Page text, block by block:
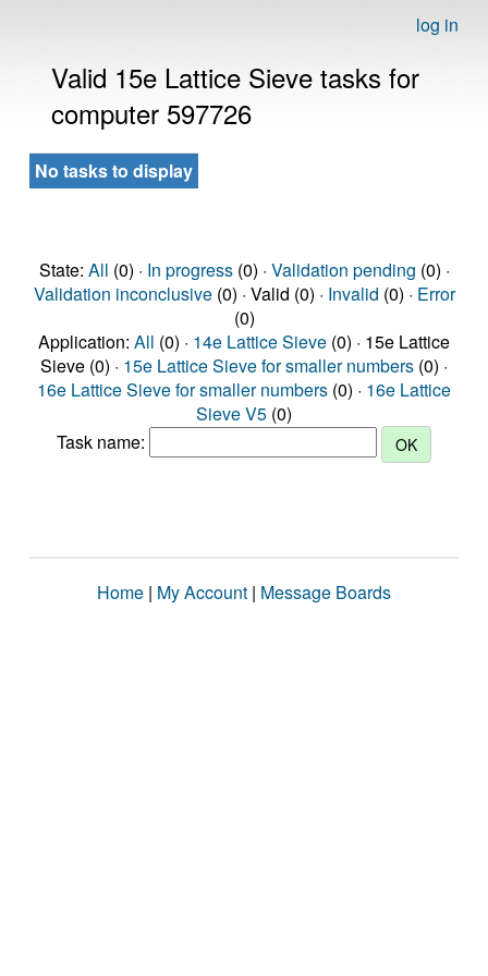
log in
Valid 15e Lattice Sieve tasks for
computer 597726
No tasks to display
State: All (0) · In progress(0) · Validation pending (0) ·
Validation inconclusive(0) · Valid (0) · Invalid (0) · Error
(0)
Application: All (0) · 14e Lattice Sieve (0) · 15e Lattice
Sieve (0) · 15e Lattice Sieve for smaller numbers (0) ·
16e Lattice Sieve for smaller numbers (0) · 16e Lattice
Sieve V5 (0)
Task name:
Home | My Account | Message Boards